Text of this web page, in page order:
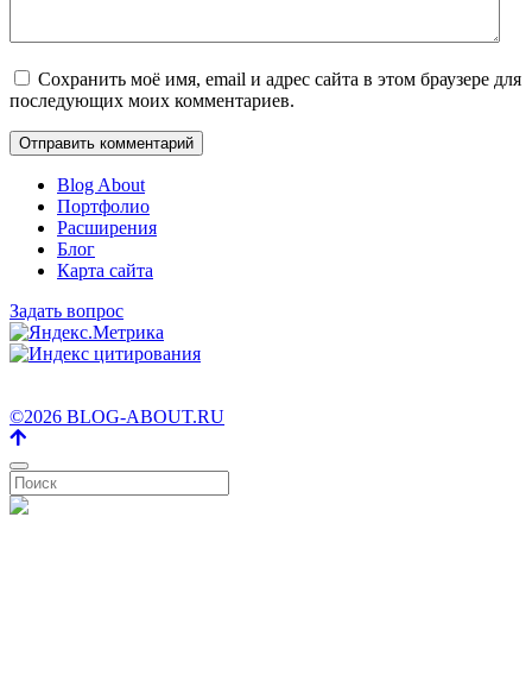
Сохранить моё имя, email и адрес сайта в этом браузере для
последующих моих комментариев.
Blog About
Портфолио
Расширения
Блог
Карта сайта
Задать вопрос
©2026 BLOG-ABOUT.RU